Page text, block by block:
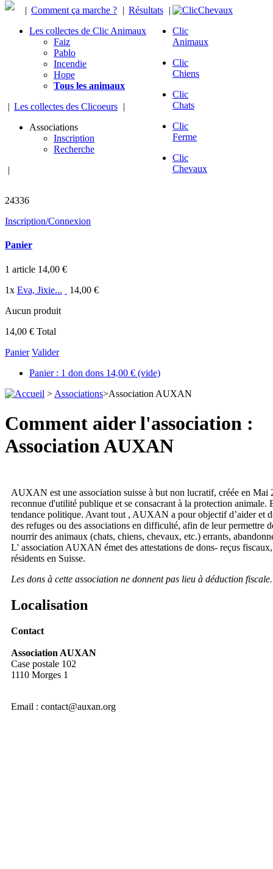
| Comment ça marche ? | Résultats |
Les collectes de Clic Animaux
Faiz
Pablo
Incendie
Hope
Tous les animaux
| Les collectes des Clicoeurs |
Associations
Inscription
Recherche
|
Clic
Animaux
Clic
Chiens
Clic
Chats
Clic
Ferme
Clic
Chevaux
24336
Inscription/Connexion
Panier
1 article 14,00 €
1x Eva, Jixie...
14,00 €
Aucun produit
14,00 € Total
Panier Valider
Panier : 1 don dons 14,00 € (vide)
> Associations>Association AUXAN
Comment aider l'association :
Association AUXAN
AUXAN est une association suisse à but non lucratif, créée en Mai
reconnue d'utilité publique et se consacrant à la protection animale.
tendance politique. Avant tout , AUXAN a pour objectif d’aider et
des refuges ou des associations en difficulté, afin de leur permettre
nourrir des animaux (chats, chiens, chevaux, etc.) errants,
L' association AUXAN émet des attestations de dons- reçus
résidents en Suisse.
Les dons à cette association ne donnent pas lieu à déduction fiscale.
Localisation
Contact
Association AUXAN
Case postale 102
1110 Morges 1
Email : contact@auxan.org